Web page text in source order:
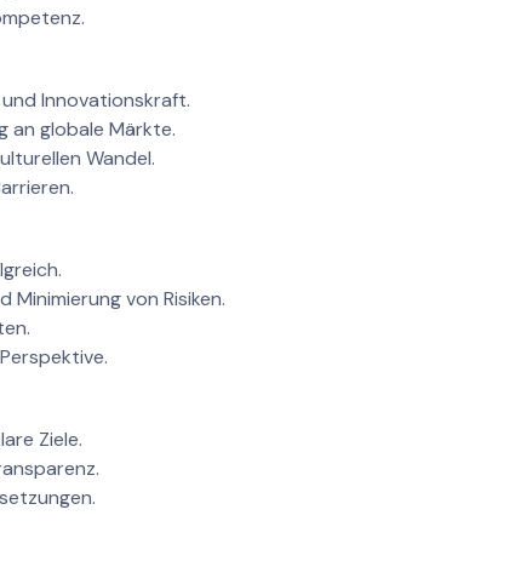
Innovationskraft.
an globale Märkte.
Wandel.
von Risiken.
Ziele.